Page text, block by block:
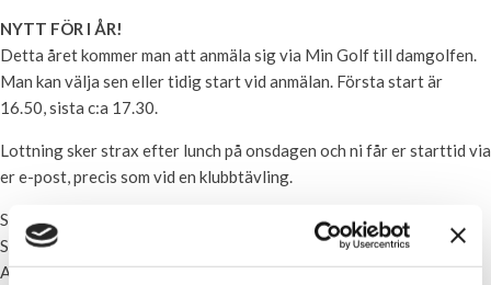
NYTT FÖR I ÅR!
Detta året kommer man att anmäla sig via Min Golf till damgolfen.
Man kan välja sen eller tidig start vid anmälan. Första start är
16.50, sista c:a 17.30.
Lottning sker strax efter lunch på onsdagen och ni får er starttid via
er e-post, precis som vid en klubbtävling.
Spelform: Slag
Spel från Hål 1
Ansvarig: Marie-Louise Hägneryd